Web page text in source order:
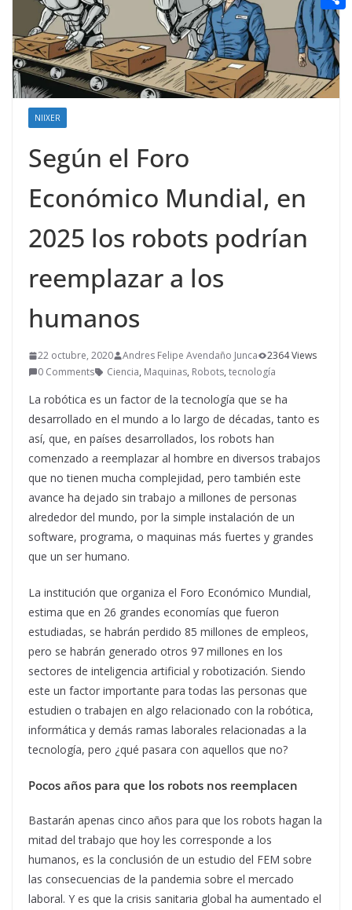
NIIXER
Según el Foro
Económico Mundial, en
2025 los robots podrían
reemplazar a los
humanos
22 octubre, 2020 Andres Felipe Avendaño Junca
2364 Views
0 Comments
Ciencia, Maquinas, Robots, tecnología
La robótica es un factor de la tecnología que se ha
desarrollado en el mundo a lo largo de décadas, tanto es
así, que, en países desarrollados, los robots han
comenzado a reemplazar al hombre en diversos trabajos
que no tienen mucha complejidad, pero también este
avance ha dejado sin trabajo a millones de personas
alrededor del mundo, por la simple instalación de un
software, programa, o maquinas más fuertes y grandes
que un ser humano.
La institución que organiza el Foro Económico Mundial,
estima que en 26 grandes economías que fueron
estudiadas, se habrán perdido 85 millones de empleos,
pero se habrán generado otros 97 millones en los
sectores de inteligencia artificial y robotización. Siendo
este un factor importante para todas las personas que
estudien o trabajen en algo relacionado con la robótica,
informática y demás ramas laborales relacionadas a la
tecnología, pero ¿qué pasara con aquellos que no?
Pocos años para que los robots nos reemplacen
Bastarán apenas cinco años para que los robots hagan la
mitad del trabajo que hoy les corresponde a los
humanos, es la conclusión de un estudio del FEM sobre
las consecuencias de la pandemia sobre el mercado
laboral. Y es que la crisis sanitaria global ha aumentado el
n
g
e
r
e
r
e
r
e
s
a
i
l
e
d
d
i
C
o
m
p